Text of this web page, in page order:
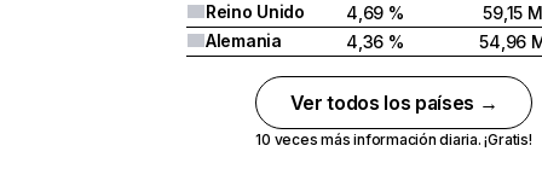
Reino Unido
4,69 %
59,15 M
Alemania
4,36 % 54,96
Ver todos los países →
10 veces más información diaria. ¡Gratis!